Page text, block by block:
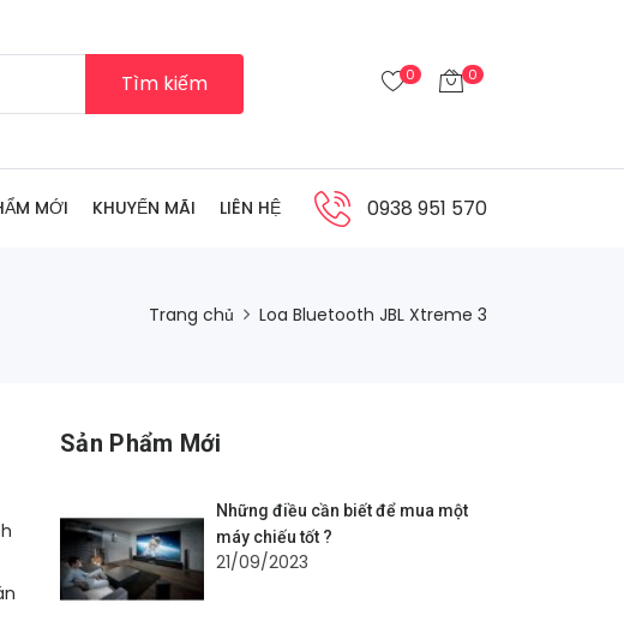
Tìm kiếm 0 0
MỚI KHUYẾN MÃI LIÊN HỆ 0938 951 570
Trang chủ Loa Bluetooth JBL Xtreme 3
Sản Phẩm Mới
Những điều cần biết để mua một
máy chiếu tốt ?
21/09/2023